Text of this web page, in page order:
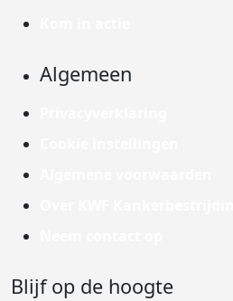
Algemeen
Blijf op de hoogte